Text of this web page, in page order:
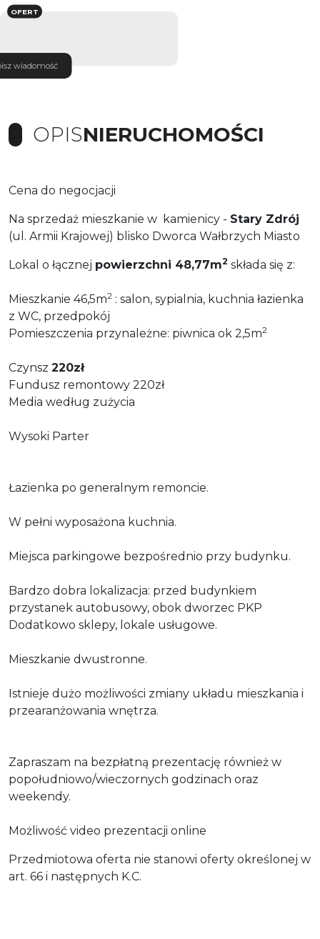
wiadomość
OFERT
OPISNIERUCHOMOŚCI
Cena do negocjacji
Na sprzedaż mieszkanie w kamienicy - Stary Zdrój
(ul. Armii Krajowej) blisko Dworca Wałbrzych Miasto
Lokal o łącznej powierzchni 48,77m2 składa się z:
Mieszkanie 46,5m2 : salon, sypialnia, kuchnia łazienka
z WC, przedpokój
Pomieszczenia przynależne: piwnica ok 2,5m2
Czynsz 220zł
Fundusz remontowy 220zł
Media według zużycia
Wysoki Parter
Łazienka po generalnym remoncie.
W pełni wyposażona kuchnia.
Miejsca parkingowe bezpośrednio przy budynku.
Bardzo dobra lokalizacja: przed budynkiem
przystanek autobusowy, obok dworzec PKP
Dodatkowo sklepy, lokale usługowe.
Mieszkanie dwustronne.
Istnieje dużo możliwości zmiany układu mieszkania i
przearanżowania wnętrza.
Zapraszam na bezpłatną prezentację również w
popołudniowo/wieczornych godzinach oraz
weekendy.
Możliwość video prezentacji online
Przedmiotowa oferta nie stanowi oferty określonej w
art. 66 i następnych K.C.